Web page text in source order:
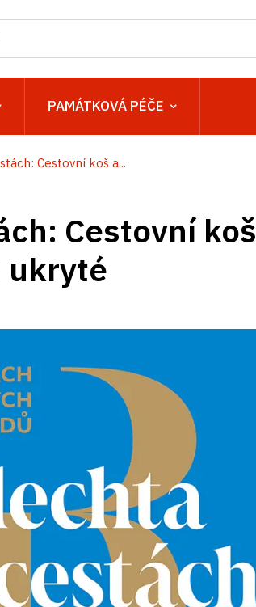
PAMÁTKOVÁ PÉČE
Cestovní koš a...
Cestovní koš
ukryté